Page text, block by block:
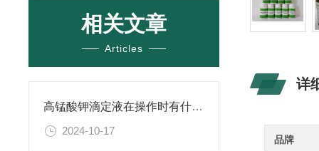
相关文章
Articles
高锰酸钾滴定液在操作时有什么要领可言呢？
2024-10-17
详
品牌